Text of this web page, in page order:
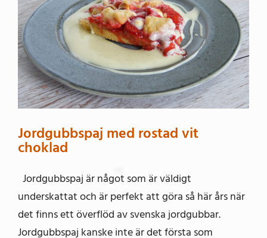
Jordgubbspaj med rostad vit
choklad
Jordgubbspaj är något som är väldigt
underskattat och är perfekt att göra så här års när
det finns ett överflöd av svenska jordgubbar.
Jordgubbspaj kanske inte är det första som